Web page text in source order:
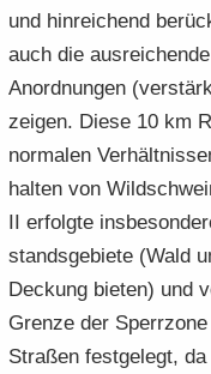
und hin­rei­chend
auch die
An­ord­nun­gen
zei­gen. Diese 10 km
nor­ma­len
hal­ten von
II er­folg­te
stands­ge­bie­te (Wald
De­ckung bie­ten) und
Gren­ze der
Stra­ßen fest­ge­legt,